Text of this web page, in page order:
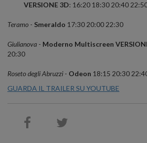
VERSIONE 3D: 16:20 18:30 20:40
Teramo - Smeraldo 17:30 20:00 22:30
Giulianova - Moderno Multiscreen
20:30
Roseto degli Abruzzi - Odeon 18:15 20:30
GUARDA IL TRAILER SU YOUTUBE